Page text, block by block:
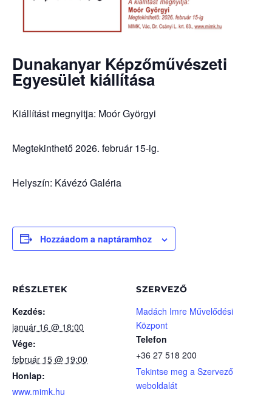
Dunakanyar Képzőművészeti
Egyesület kiállítása
Kiállítást megnyitja: Moór Györgyi
Megtekinthető 2026. február 15-ig.
Helyszín: Kávézó Galéria
Hozzáadom a naptáramhoz
RÉSZLETEK
Kezdés:
január 16 @ 18:00
Vége:
február 15 @ 19:00
Honlap:
www.mimk.hu
SZERVEZŐ
Madách Imre Művelődési
Központ
Telefon
+36 27 518 200
Tekintse meg a Szervező
weboldalát